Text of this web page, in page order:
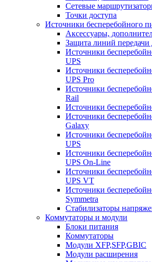
Сетевые
Точки доступа
Источники бесперебойного
Аксессуары,
Защита линий
Источники
UPS
Источники
UPS Pro
Источники
Rail
Источники
Источники
Galaxy
Источники
UPS
Источники
UPS On-Line
Источники
UPS VT
Источники
Symmetra
Стабилизаторы
Коммутаторы и модули
Блоки питания
Коммутаторы
Модули XFP,SFP,GBIC
Модули расширения